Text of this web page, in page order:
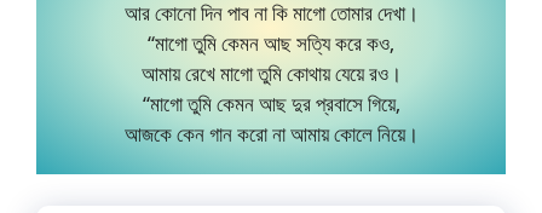
আর কোনো দিন পাব না কি মাগো তোমার দেখা।
“মাগো তুমি কেমন আছ সত্যি করে কও,
আমায় রেখে মাগো তুমি কোথায় যেয়ে রও।
“মাগো তুমি কেমন আছ দুর প্রবাসে গিয়ে,
আজকে কেন গান করো না আমায় কোলে নিয়ে।